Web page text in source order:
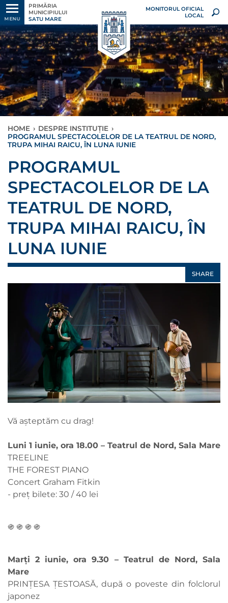
MENU
PRIMĂRIA
MUNICIPIULUI
SATU MARE
MONITORUL OFICIAL
LOCAL
HOME › DESPRE INSTITUȚIE ›
PROGRAMUL SPECTACOLELOR DE LA TEATRUL DE NORD,
TRUPA MIHAI RAICU, ÎN LUNA IUNIE
PROGRAMUL
SPECTACOLELOR DE LA
TEATRUL DE NORD,
TRUPA MIHAI RAICU, ÎN
LUNA IUNIE
SHARE
Vă așteptăm cu drag!
Luni 1 iunie, ora 18.00 – Teatrul de Nord, Sala Mare
TREELINE
THE FOREST PIANO
Concert Graham Fitkin
- preț bilete: 30 / 40 lei
֍ ֍ ֍ ֍
Marți 2 iunie, ora 9.30 – Teatrul de Nord, Sala
Mare
PRINȚESA ȚESTOASĂ, după o poveste din folclorul
japonez